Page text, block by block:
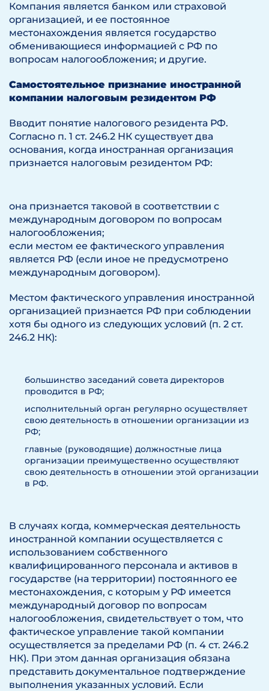
Компания является банком или страховой
организацией, и ее постоянное
местонахождения является государство
обменивающиеся информацией с РФ по
вопросам налогообложения; и другие.
Самостоятельное признание иностранной
компании налоговым резидентом РФ
Вводит понятие налогового резидента РФ.
Согласно п. 1 ст. 246.2 НК существует два
основания, когда иностранная организация
признается налоговым резидентом РФ:
она признается таковой в соответствии с
международным договором по вопросам
налогообложения;
если местом ее фактического управления
является РФ (если иное не предусмотрено
международным договором).
Местом фактического управления иностранной
организацией признается РФ при соблюдении
хотя бы одного из следующих условий (п. 2 ст.
246.2 НК):
большинство заседаний совета директоров
проводится в РФ;
исполнительный орган регулярно осуществляет
свою деятельность в отношении организации из
РФ;
главные (руководящие) должностные лица
организации преимущественно осуществляют
свою деятельность в отношении этой организации
в РФ.
В случаях когда, коммерческая деятельность
иностранной компании осуществляется с
использованием собственного
квалифицированного персонала и активов в
государстве (на территории) постоянного ее
местонахождения, с которым у РФ имеется
международный договор по вопросам
налогообложения, свидетельствует о том, что
фактическое управление такой компании
осуществляется за пределами РФ (п. 4 ст. 246.2
НК). При этом данная организация обязана
представить документальное подтверждение
выполнения указанных условий. Если